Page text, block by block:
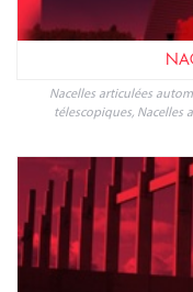
Nacelles articulées
télescopiques, Nacelles